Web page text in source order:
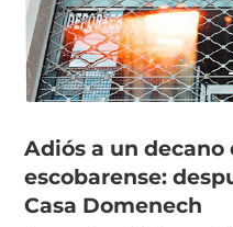
Adiós a un decano
escobarense:
Casa Domenech